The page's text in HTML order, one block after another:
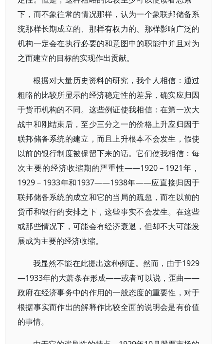
下，而不象往常的情况那样，认为一个象联邦储备系
统那样长期成立的、那样有权力的、那样影响广泛的
机构一定会在执行必要的和意图中的职能中并且对为
之而建立的目标的实现作出贡献。
根据对大量历史资料的研究，我个人相信：通过
粗略的比较所显示的经济稳定性的差异，确实应归因
于货币机构的不同。这些例证使我相信：在第一次大
战中和刚结束后，至少三分之一的价格上升应归因于
联邦储备系统的建立，而且上升根本不会发生，假使
以前的银行制度被保留下来的话。它们使我相信：每
次主要的经济收缩期的严重性——1920－1921年，
1929－1933年和1937——1938年——应直接归因于
联邦储备系统的成立和它的当局的疏忽，而在以前的
货币和银行的安排之下，这些事实不会发生。在这些
或那些情况下，可能会有经济衰退，但却不大可能发
展成为主要的经济收缩。
我显然不能在此提出这种例证。然而，由于1929
—1933年的大萧条在形成——或者可以说，歪曲——
政府在经济事务中的作用的一般态度的重要性，对于
根据事实而作出的解释作比较全面的说明会是有价值
的事情。